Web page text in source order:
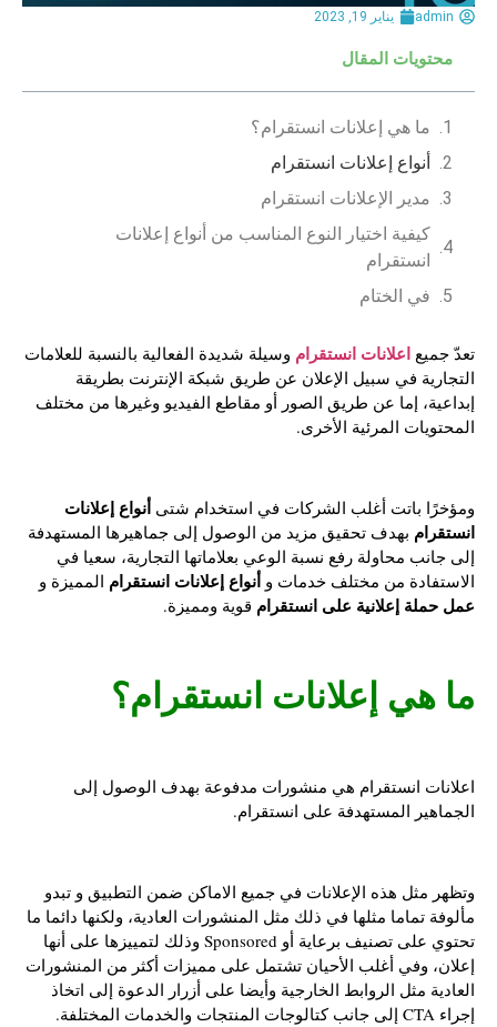
admin يناير 19, 2023
محتويات المقال
ما هي إعلانات انستقرام؟
أنواع إعلانات انستقرام
مدير الإعلانات انستقرام
كيفية اختيار النوع المناسب من أنواع إعلانات
انستقرام
في الختام
تعدّ جميعاعلانات انستقراموسيلة شديدة الفعالية بالنسبة للعلامات
التجارية في سبيل الإعلان عن طريق شبكة الإنترنت بطريقة
إبداعية، إما عن طريق الصور أو مقاطع الفيديو وغيرها من مختلف
المحتويات المرئية الأخرى.
ومؤخرًا باتت أغلب الشركات في استخدام شتىأنواع إعلانات
انستقرامبهدف تحقيق مزيد من الوصول إلى جماهيرها المستهدفة
إلى جانب محاولة رفع نسبة الوعي بعلاماتها التجارية، سعيا في
الاستفادة من مختلف خدمات وأنواع إعلانات انستقرامالمميزة و
عمل حملة إعلانية على انستقرامقوية ومميزة.
ما هي إعلانات انستقرام؟
اعلانات انستقرام هي منشورات مدفوعة بهدف الوصول إلى
الجماهير المستهدفة على انستقرام.
وتظهر مثل هذه الإعلانات في جميع الاماكن ضمن التطبيق و تبدو
مألوفة تماما مثلها في ذلك مثل المنشورات العادية، ولكنها دائما ما
تحتوي على تصنيف برعاية أو Sponsored وذلك لتمييزها على أنها
إعلان، وفي أغلب الأحيان تشتمل على مميزات أكثر من المنشورات
العادية مثل الروابط الخارجية وأيضا على أزرار الدعوة إلى اتخاذ
إجراء CTA إلى جانب كتالوجات المنتجات والخدمات المختلفة.